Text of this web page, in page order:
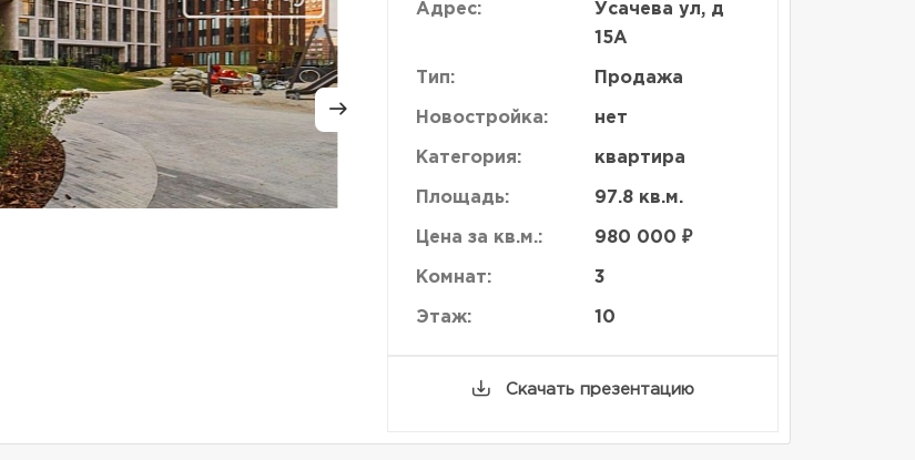
Адрес:
Усачева ул, д
15А
Тип: Продажа
Новостройка: нет
Категория: квартира
Площадь: 97.8 кв.м.
Цена за кв.м.: 980 000 ₽
Комнат: 3
Этаж: 10
Скачать презентацию